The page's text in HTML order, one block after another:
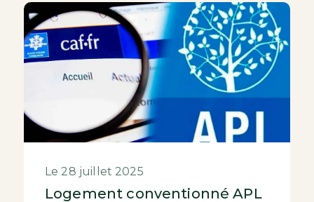
Le 28 juillet 2025
Logement conventionné APL